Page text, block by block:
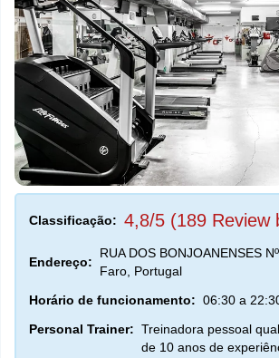
Classificação: 4,8/5 (189 Review
Endereço:
RUA DOS BONJOANENSES
Faro, Portugal
Horário de funcionamento: 06:30 a
Personal Trainer: Treinadora pessoal
de 10 anos de